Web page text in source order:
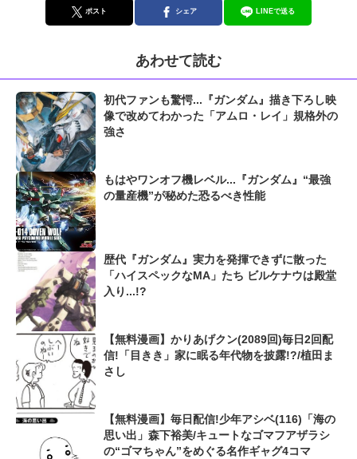
ポスト シェア LINEで送る
あわせて読む
初代ファンも驚愕...『ガンダム』描き下ろし映
像で改めてわかった「アムロ・レイ」規格外の
強さ
もはやワンオフ機レベル...『ガンダム』“最強
の量産機”が秘めた恐るべき性能
歴代『ガンダム』実力を発揮できずに散った
「ハイスペックなMA」たち ビルケナウは殿堂
入り...!?
【無料漫画】かりあげクン(2089回)毎日2回配
信!「目きき」家に眠る年代物を披露!?/植田ま
さし
【無料漫画】毎日配信!少年アシベ(116)「海の
思い出」森下裕美/キュートなゴマフアザラシ
の“ゴマちゃん”をめぐる名作ギャグ4コマ